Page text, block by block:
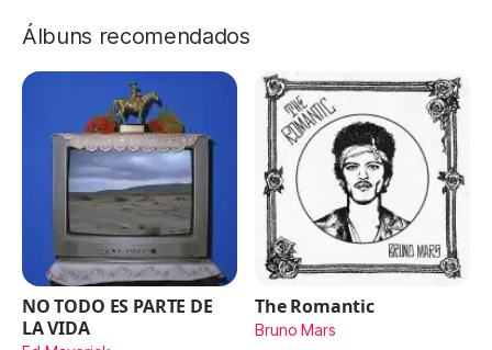
Álbuns recomendados
NO TODO ES PARTE DE
LA VIDA
The Romantic
Bruno Mars